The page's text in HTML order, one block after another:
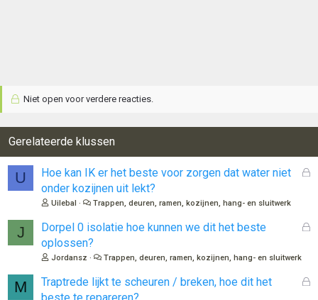
Niet open voor verdere reacties.
Gerelateerde klussen
U
G
o
Hoe kan IK er het beste voor zorgen dat water niet
onder kozijnen uit lekt?
Uilebal Trappen, deuren, ramen, kozijnen, hang- en sluitwerk
J
G
o
Dorpel 0 isolatie hoe kunnen we dit het beste
oplossen?
Jordansz Trappen, deuren, ramen, kozijnen, hang- en sluitwerk
M
G
Traptrede lijkt te scheuren / breken, hoe dit het